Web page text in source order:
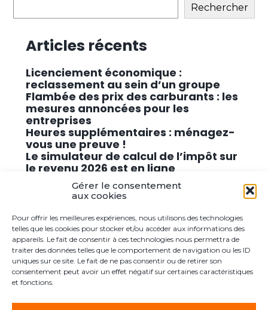
Gérer le consentement
aux cookies
Pour offrir les meilleures expériences, nous utilisons des technologies
telles que les cookies pour stocker et/ou accéder aux informations des
appareils. Le fait de consentir à ces technologies nous permettra de
traiter des données telles que le comportement de navigation ou les ID
uniques sur ce site. Le fait de ne pas consentir ou de retirer son
consentement peut avoir un effet négatif sur certaines caractéristiques
et fonctions.
Rechercher
Articles récents
Licenciement économique :
reclassement au sein d’un groupe
Flambée des prix des carburants : les
mesures annoncées pour les
entreprises
Heures supplémentaires : ménagez-
vous une preuve !
Le simulateur de calcul de l’impôt sur
le revenu 2026 est en ligne
Promouvoir des solutions de
cybersécurité conformes au RGPD
Commentaires récents
Aucun commentaire à afficher.